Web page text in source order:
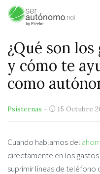
¿Qué son
y cómo te
como
Psisternas - 15 Octubre
Cuando hablamos del
directamente en los
suprimir líneas de